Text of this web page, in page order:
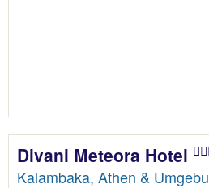
Divani Meteora Hotel
Kalambaka, Athen &